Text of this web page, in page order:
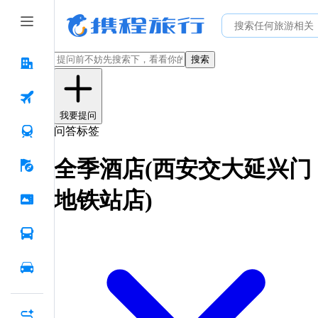
搜索
我要提问
问答标签
全季酒店(西安交大延兴门
地铁站店)